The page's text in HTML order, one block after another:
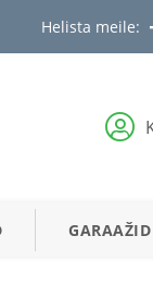
Helista meile:
GARAAŽID